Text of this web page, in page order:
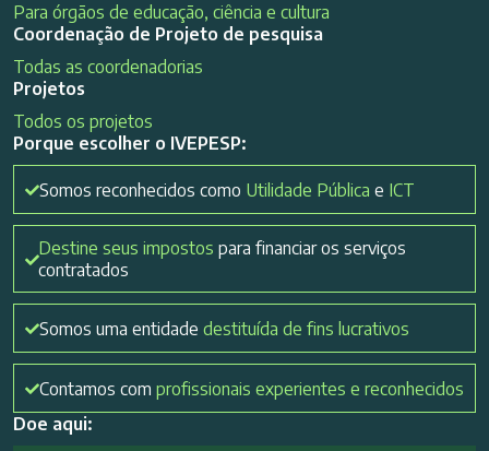
Para órgãos de educação, ciência e cultura
Coordenação de Projeto de pesquisa
Todas as coordenadorias
Projetos
Todos os projetos
Porque escolher o IVEPESP:
Somos reconhecidos como Utilidade Pública e ICT
Destine seus impostos para financiar os serviços
contratados
Somos uma entidade destituída de fins lucrativos
Contamos com profissionais experientes e reconhecidos
Doe aqui: